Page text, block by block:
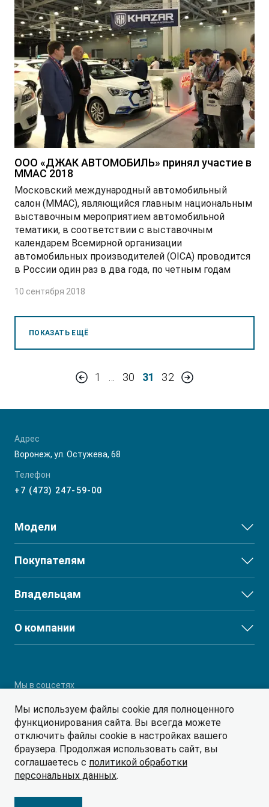
ООО «ДЖАК АВТОМОБИЛЬ» принял участие в
ММАС 2018
Московский международный автомобильный
салон (ММАС), являющийся главным национальным
выставочным мероприятием автомобильной
тематики, в соответствии с выставочным
календарем Всемирной организации
автомобильных производителей (OICA) проводится
в России один раз в два года, по четным годам
10 сентября 2018
ПОКАЗАТЬ ЕЩЁ
1 … 30 31 32
Адрес
Воронеж, ул. Остужева, 68
Телефон
+7 (473) 247-59-00
Модели
JS3
JS6
J7
RF8
Покупателям
Выбор и покупка
Финансы и услуги
Владельцам
Сервис
Поддержка
О компании
Партнеры
Мы в соцсетях
© 2026
Политика обработки персональных данных
Мы используем файлы cookie для полноценного
функционирования сайта. Вы всегда можете
отключить файлы cookie в настройках вашего
браузера. Продолжая использовать сайт, вы
соглашаетесь с политикой обработки
персональных данных.